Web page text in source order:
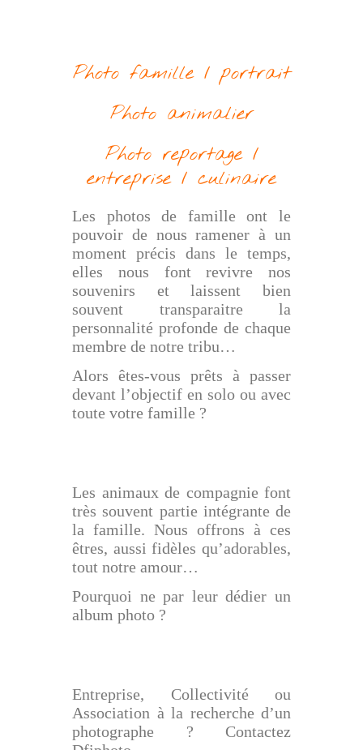
Photo famille / portrait
Photo animalier
Photo reportage /
entreprise / culinaire
Les photos de famille ont le
pouvoir de nous ramener à un
moment précis dans le temps,
elles nous font revivre nos
souvenirs et laissent bien
souvent transparaitre la
personnalité profonde de chaque
membre de notre tribu…
Alors êtes-vous prêts à passer
devant l’objectif en solo ou avec
toute votre famille ?
Les animaux de compagnie font
très souvent partie intégrante de
la famille. Nous offrons à ces
êtres, aussi fidèles qu’adorables,
tout notre amour…
Pourquoi ne par leur dédier un
album photo ?
Entreprise, Collectivité ou
Association à la recherche d’un
photographe ? Contactez